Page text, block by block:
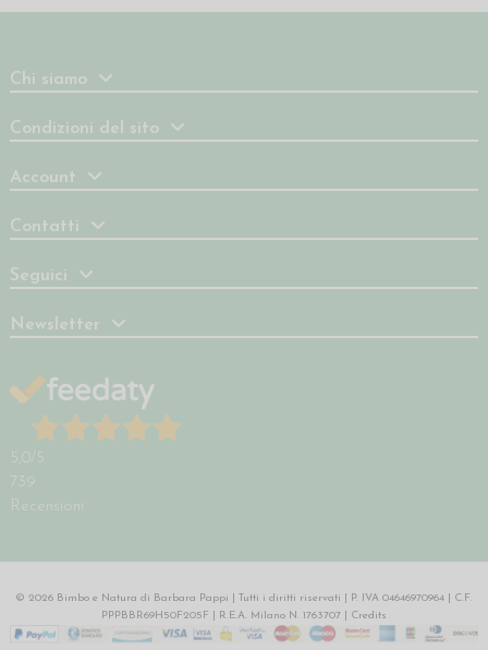
Chi siamo
Condizioni del sito
Account
Contatti
Seguici
Newsletter
5,0 /5
739
Recensioni
© 2026 Bimbo e Natura di Barbara Pappi | Tutti i diritti riservati | P. IVA 04646970964 | C.F.
PPPBBR69H50F205F | R.E.A. Milano N. 1763707 | Credits